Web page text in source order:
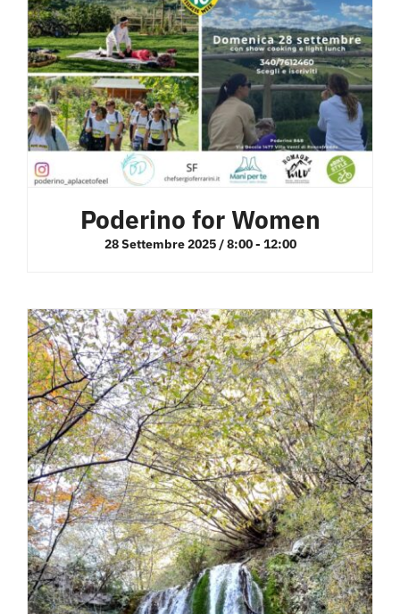
Poderino for Women
28 Settembre 2025 / 8:00- 12:00